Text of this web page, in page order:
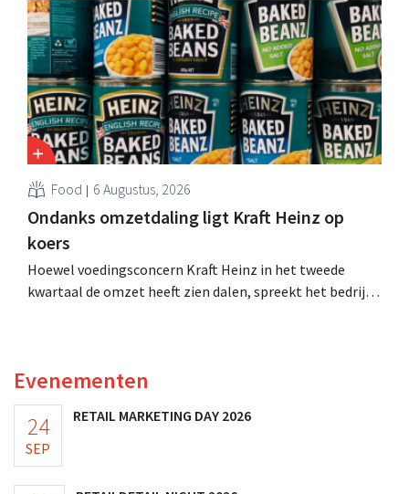
moeten dit momentum grijpen”.
Food 6 Augustus, 2026
Ondanks omzetdaling ligt Kraft Heinz op
koers
Hoewel voedingsconcern Kraft Heinz in het tweede
kwartaal de omzet heeft zien dalen, spreekt het bedrijf
Evenementen
24
SEP
RETAIL MARKETING DAY 2026